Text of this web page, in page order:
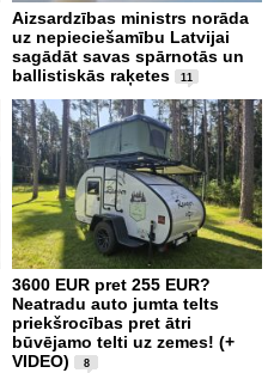
Aizsardzības ministrs norāda
uz nepieciešamību Latvijai
sagādāt savas spārnotās un
ballistiskās raķetes
11
3600 EUR pret 255 EUR?
Neatradu auto jumta telts
priekšrocības pret ātri
būvējamo telti uz zemes! (+
VIDEO)
8